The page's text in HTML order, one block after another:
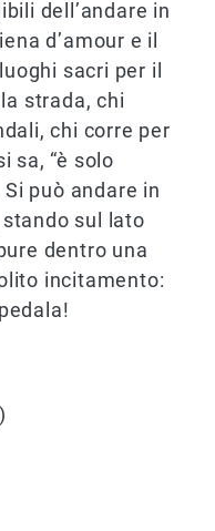
dell’andare in
d’amour e il
sacri per il
strada, chi
chi corre per
sa, “è solo
può andare in
sul lato
dentro una
incitamento: